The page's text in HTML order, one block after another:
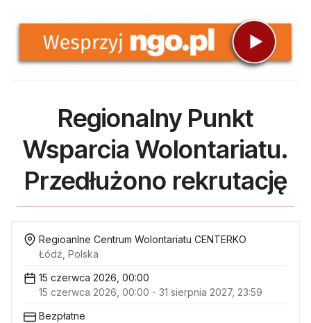
Regionalny Punkt
Wsparcia Wolontariatu.
Przedłużono rekrutację
Regioanlne Centrum Wolontariatu CENTERKO
Łódź, Polska
15 czerwca 2026, 00:00
15 czerwca 2026, 00:00 - 31 sierpnia 2027, 23:59
Bezpłatne